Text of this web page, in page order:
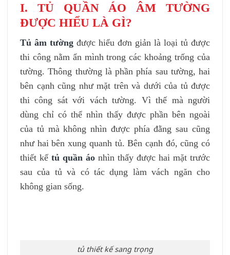
I. TỦ QUẦN ÁO ÂM TƯỜNG
ĐƯỢC HIỂU LÀ GÌ?
Tủ âm tường được hiểu đơn giản là loại tủ được
thi công nằm ẩn mình trong các khoảng trống của
tường. Thông thường là phần phía sau tường, hai
bên cạnh cũng như mặt trên và dưới của tủ được
thi công sát với vách tường. Vì thế mà người
dùng chỉ có thể nhìn thấy được phần bên ngoài
của tủ mà không nhìn được phía đằng sau cũng
như hai bên xung quanh tủ. Bên cạnh đó, cũng có
thiết kế tủ quần áo nhìn thấy được hai mặt trước
sau của tủ và có tác dụng làm vách ngăn cho
không gian sống.
tủ thiết kế sang trọng